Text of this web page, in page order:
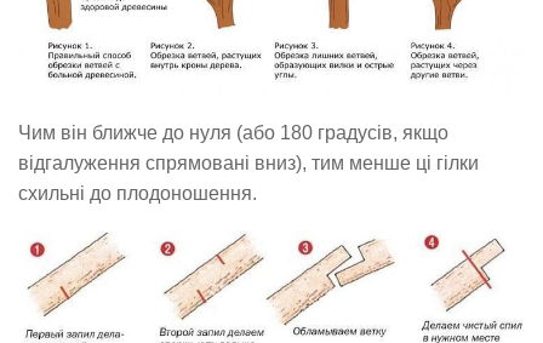
Чим він ближче до нуля (або 180 градусів, якщо
відгалуження спрямовані вниз), тим менше ці гілки
схильні до плодоношення.